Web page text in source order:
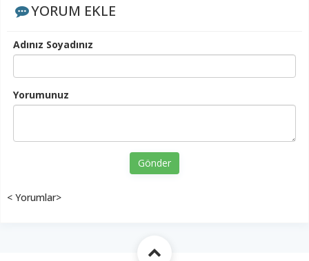
YORUM EKLE
Adınız Soyadınız
Yorumunuz
Gönder
< Yorumlar>